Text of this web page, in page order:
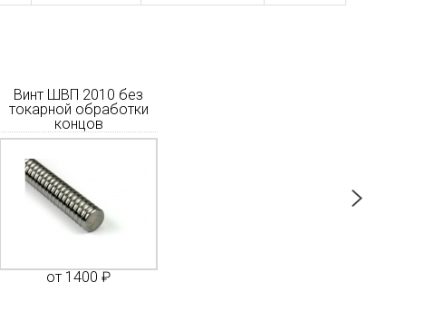
Винт ШВП 2010 без
токарной обработки
концов
от 1400 ₽